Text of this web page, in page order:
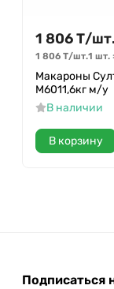
1 806Т/шт.
1 806 Т/шт.1 шт.
Макароны
М6011,6кг м/у
В наличии
В корзину
Подписаться